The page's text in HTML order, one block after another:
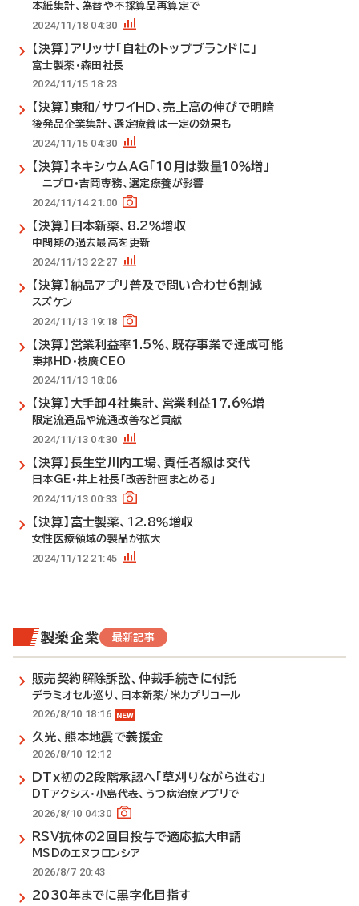
本紙集計、為替や不採算品再算定で
2024/11/18 04:30
【決算】アリッサ「自社のトップブランドに」
富士製薬・森田社長
2024/11/15 18:23
【決算】東和/サワイHD、売上高の伸びで明暗
後発品企業集計、選定療養は一定の効果も
2024/11/15 04:30
【決算】ネキシウムAG「10月は数量10％増」
ニプロ・吉岡専務、選定療養が影響
2024/11/14 21:00
【決算】日本新薬、8.2％増収
中間期の過去最高を更新
2024/11/13 22:27
【決算】納品アプリ普及で問い合わせ6割減
スズケン
2024/11/13 19:18
【決算】営業利益率1.5％、既存事業で達成可能
東邦HD・枝廣CEO
2024/11/13 18:06
【決算】大手卸4社集計、営業利益17.6％増
限定流通品や流通改善など貢献
2024/11/13 04:30
【決算】長生堂川内工場、責任者級は交代
日本GE・井上社長「改善計画まとめる」
2024/11/13 00:33
【決算】富士製薬、12.8％増収
女性医療領域の製品が拡大
2024/11/12 21:45
製薬企業 最新記事
販売契約解除訴訟、仲裁手続きに付託
デラミオセル巡り、日本新薬/米カプリコール
2026/8/10 18:16
久光、熊本地震で義援金
2026/8/10 12:12
DTx初の2段階承認へ「草刈りながら進む」
DTアクシス・小島代表、うつ病治療アプリで
2026/8/10 04:30
RSV抗体の2回目投与で適応拡大申請
MSDのエヌフロンシア
2026/8/7 20:43
2030年までに黒字化目指す